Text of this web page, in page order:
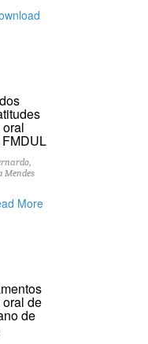
Mendes
More
de
de